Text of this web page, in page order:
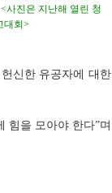
사진은 지난해 열린 청
대회>
신한 유공자에 대한
힘을 모아야 한다”며